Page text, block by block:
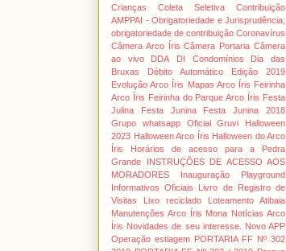
Crianças
Coleta Seletiva
Contribuição
AMPPAI - Obrigatoriedade e Jurisprudência;
obrigatoriedade de contribuição Coronavírus
Câmera Arco Íris Câmera Portaria Câmera
ao vivo
DDA DI Condomínios
Dia das
Bruxas
Débito Automático
Edição 2019
Evolução Arco Íris Mapas Arco Íris Feirinha
Arco Íris Feirinha do Parque Arco Íris Festa
Julina
Festa Junina
Festa Junina 2018
Grupo whatsapp Oficial
Gruvi
Halloween
2023 Halloween Arco Íris Halloween do Arco
Íris
Horários de acesso para a Pedra
Grande
INSTRUÇÕES DE ACESSO AOS
MORADORES
Inauguração Playground
Informativos Oficiais
Livro de Registro de
Visitas
Lixo reciclado
Loteamento Atibaia
Manutenções Arco Íris Mona Notícias Arco
Íris Novidades de seu interesse.
Novo APP
Operação estiagem PORTARIA FF Nº 302